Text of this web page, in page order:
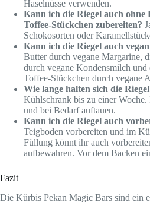
Haselnüsse verwenden.
Kann ich die Riegel auch
Toffee-Stückchen zubereiten?
Schokosorten oder
Kann ich die Riegel auch
Butter durch vegane Margarine,
durch vegane Kondensmilch
Toffee-Stückchen durch vegane
Wie lange halten sich die
Kühlschrank bis zu einer
und bei Bedarf auftauen.
Kann ich die Riegel auch
Teigboden vorbereiten und im
Füllung könnt ihr auch
aufbewahren. Vor dem Backen
Fazit
Die Kürbis Pekan Magic Bars sind ein